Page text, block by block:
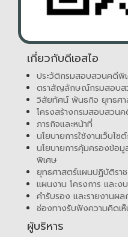
เกี่ยวกับดีเอสไอ
ประวัติกรมสอบสวนคดีพิ
ตราสัญลักษณ์กรมสอบส
วิสัยทัศน์ พันธกิจ ยุทธศ
โครงสร้างกรมสอบสวน
ภารกิจและหน้าที่
นโยบายการใช้งานเว็บไ
นโยบายการคุ้มครองข้อ
พิเศษ
ยุทธศาสตร์แผนปฏิบัติราช
แผนงาน โครงการ และง
คำรับรอง และรายงานผล
ช่องทางรับฟังความคิดเ
ผู้บริหาร